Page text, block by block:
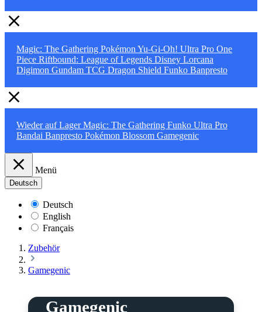
Magic: The Gathering Pokémon Yu-Gi-Oh! Ultra Pro One
Piece Riftbound: League of Legends Disney Lorcana
Digimon Gundam TCG Dragon Shield Funko Banpresto
Wieder auf LagerMagic: The Gathering Funko Ultra Pro
Bandai Banpresto Pokémon Blossom Gamegenic
Menü
Deutsch
Deutsch
English
Français
Zubehör
Gamegenic
Gamegenic